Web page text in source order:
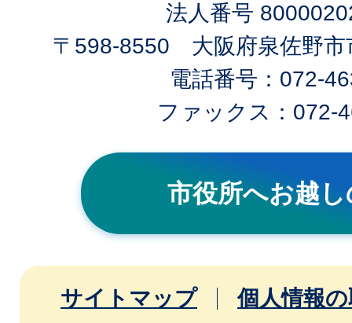
法人番号
〒598-8550 大阪府泉佐野市
電話番号：072-
ファックス：072-
市役所へお越
サイトマップ
個人情報